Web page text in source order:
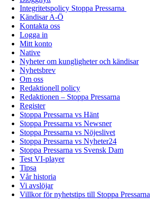
Integritetspolicy Stoppa Pressarna
Kändisar A-Ö
Kontakta oss
Logga in
Mitt konto
Native
Nyheter om kungligheter och kändisar
Nyhetsbrev
Om oss
Redaktionell policy
Redaktionen – Stoppa Pressarna
Register
Stoppa Pressarna vs Hänt
Stoppa Pressarna vs Newsner
Stoppa Pressarna vs Nöjeslivet
Stoppa Pressarna vs Nyheter24
Stoppa Pressarna vs Svensk Dam
Test VI-player
Tipsa
Vår historia
Vi avslöjar
Villkor för nyhetstips till Stoppa Pressarna